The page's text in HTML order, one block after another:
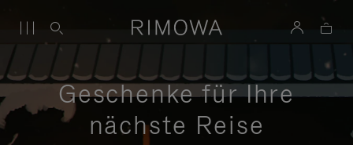
Geschenke für Ihre
nächste Reise